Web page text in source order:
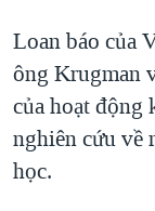
ĐỜI SỐNG
KINH TẾ
KHOA HỌC
SỨC KHOẺ
HÀNH TRÌNH
MỘT NĂM
GIẢI MÃ
NGÀY TỊ NẠN
NGHE
MẠNG XÃ HỘI
Loan báo của
ông Krugman
của hoạt động
nghiên cứu về
học.